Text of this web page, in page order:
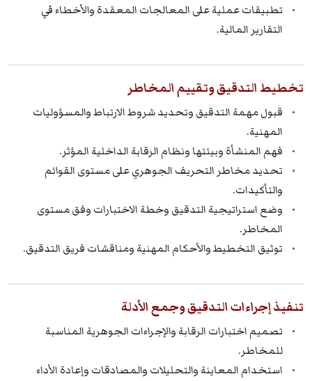
تطبيقات عملية على المعالجات المعقدة والأخطاء في
التقارير المالية.
تخطيط التدقيق وتقييم المخاطر
قبول مهمة التدقيق وتحديد شروط الارتباط والمسؤوليات
المهنية.
فهم المنشأة وبيئتها ونظام الرقابة الداخلية المؤثر.
تحديد مخاطر التحريف الجوهري على مستوى القوائم
والتأكيدات.
وضع استراتيجية التدقيق وخطة الاختبارات وفق مستوى
المخاطر.
توثيق التخطيط والأحكام المهنية ومناقشات فريق التدقيق.
تنفيذ إجراءات التدقيق وجمع الأدلة
تصميم اختبارات الرقابة والإجراءات الجوهرية المناسبة
للمخاطر.
استخدام المعاينة والتحليلات والمصادقات وإعادة الأداء